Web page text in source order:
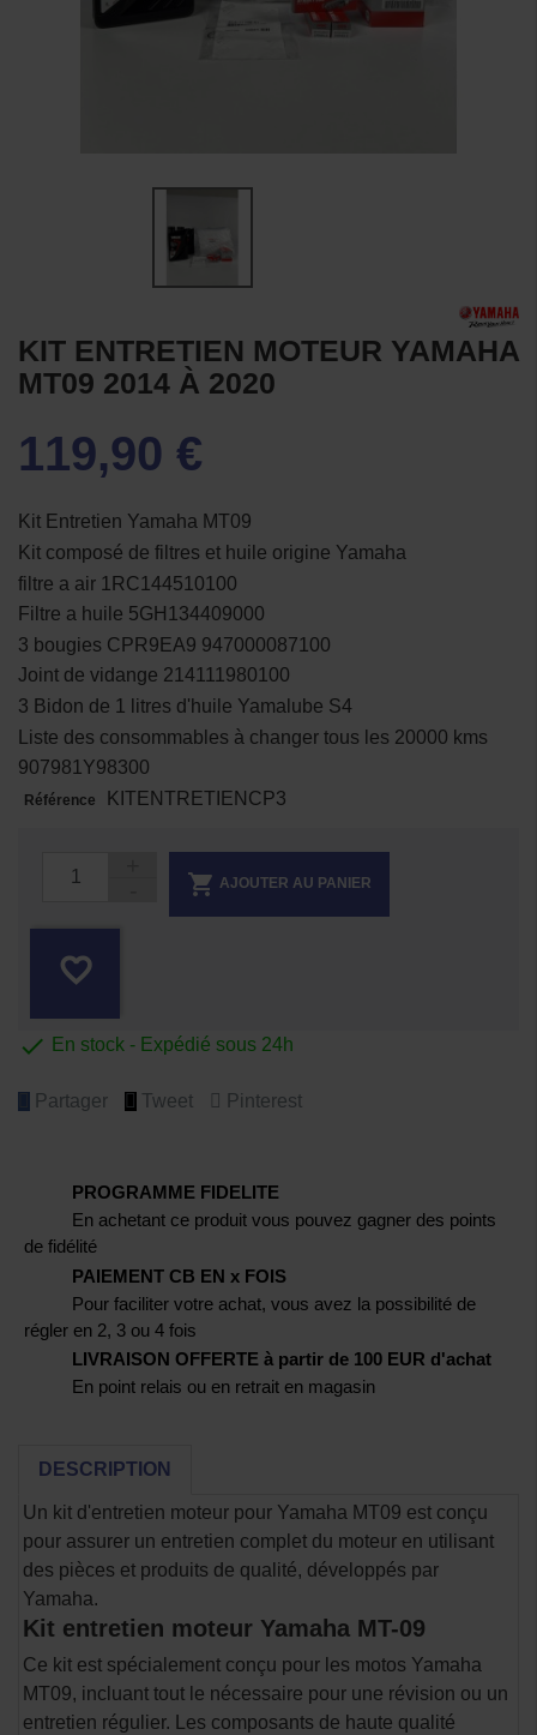
KIT ENTRETIEN MOTEUR YAMAHA
MT09 2014 À 2020
119,90 €
Kit Entretien Yamaha MT09
Kit composé de filtres et huile origine Yamaha
filtre a air 1RC144510100
Filtre a huile 5GH134409000
3 bougies CPR9EA9 947000087100
Joint de vidange 214111980100
3 Bidon de 1 litres d'huile Yamalube S4
Liste des consommables à changer tous les 20000 kms
907981Y98300
Référence KITENTRETIENCP3
 AJOUTER AU PANIER
favorite_border
 En stock - Expédié sous 24h
Partager Tweet Pinterest
PROGRAMME FIDELITE
En achetant ce produit vous pouvez gagner des points
de fidélité
PAIEMENT CB EN x FOIS
Pour faciliter votre achat, vous avez la possibilité de
régler en 2, 3 ou 4 fois
LIVRAISON OFFERTE à partir de 100 EUR d'achat
En point relais ou en retrait en magasin
DESCRIPTION
Un kit d'entretien moteur pour Yamaha MT09 est conçu
pour assurer un entretien complet du moteur en utilisant
des pièces et produits de qualité, développés par
Yamaha.
Kit entretien moteur Yamaha MT-09
Ce kit est spécialement conçu pour les motos Yamaha
MT09, incluant tout le nécessaire pour une révision ou un
entretien régulier. Les composants de haute qualité